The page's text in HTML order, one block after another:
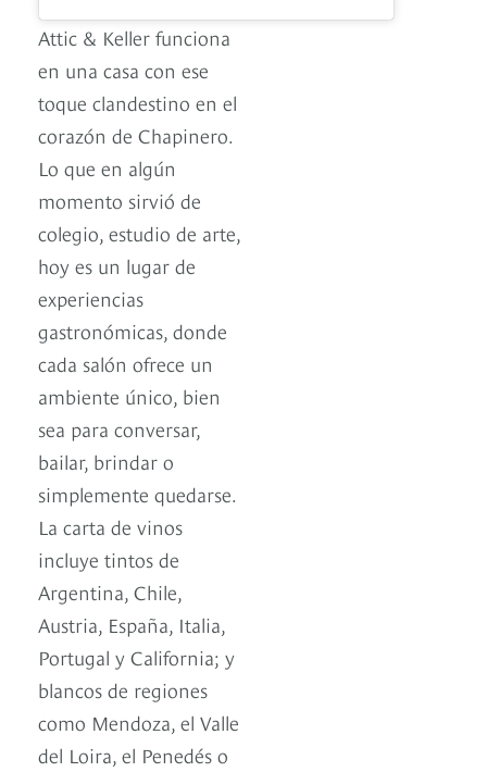
Attic & Keller funciona
en una casa con ese
toque clandestino en el
corazón de Chapinero.
Lo que en algún
momento sirvió de
colegio, estudio de arte,
hoy es un lugar de
experiencias
gastronómicas, donde
cada salón ofrece un
ambiente único, bien
sea para conversar,
bailar, brindar o
simplemente quedarse.
La carta de vinos
incluye tintos de
Argentina, Chile,
Austria, España, Italia,
Portugal y California; y
blancos de regiones
como Mendoza, el Valle
del Loira, el Penedés o